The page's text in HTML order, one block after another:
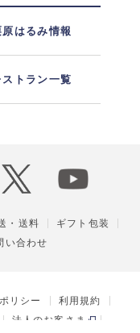
原はるみ情報
ストラン一覧
・送料
ギフト包装
い合わせ
リシー
利用規約
法人のお客さま